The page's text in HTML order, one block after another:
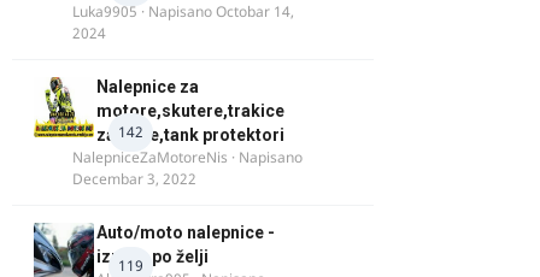
Luka9905 · NapisanoOctobar 14,
2024
142
Nalepnice za
motore,skutere,trakice
za felne,tank protektori
NalepniceZaMotoreNis · Napisano
Decembar 3, 2022
119
Auto/moto nalepnice -
izrada po želji